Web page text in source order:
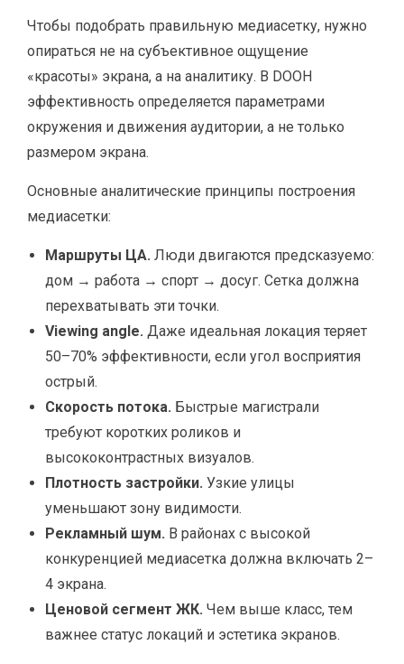
Чтобы подобрать правильную медиасетку, нужно
опираться не на субъективное ощущение
«красоты» экрана, а на аналитику. В DOOH
эффективность определяется параметрами
окружения и движения аудитории, а не только
размером экрана.
Основные аналитические принципы построения
медиасетки:
Маршруты ЦА. Люди двигаются предсказуемо:
дом → работа → спорт → досуг. Сетка должна
перехватывать эти точки.
Viewing angle. Даже идеальная локация теряет
50–70% эффективности, если угол восприятия
острый.
Скорость потока. Быстрые магистрали
требуют коротких роликов и
высококонтрастных визуалов.
Плотность застройки. Узкие улицы
уменьшают зону видимости.
Рекламный шум. В районах с высокой
конкуренцией медиасетка должна включать 2–
4 экрана.
Ценовой сегмент ЖК. Чем выше класс, тем
важнее статус локаций и эстетика экранов.